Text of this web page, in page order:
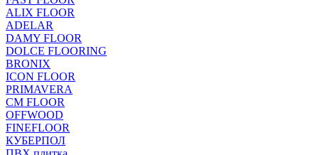
ALIX FLOOR
ADELAR
DAMY FLOOR
DOLCE FLOORING
BRONIX
ICON FLOOR
PRIMAVERA
CM FLOOR
OFFWOOD
FINEFLOOR
КУБЕРПОЛ